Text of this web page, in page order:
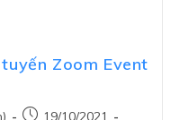
Zoom Event
19/10/2021